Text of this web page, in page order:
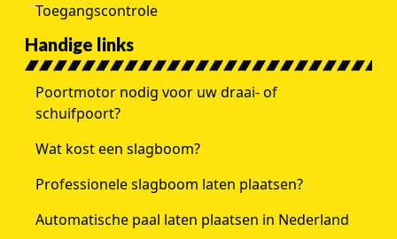
Toegangscontrole
Handige links
Poortmotor nodig voor uw draai- of
schuifpoort?
Wat kost een slagboom?
Professionele slagboom laten plaatsen?
Automatische paal laten plaatsen in Nederland